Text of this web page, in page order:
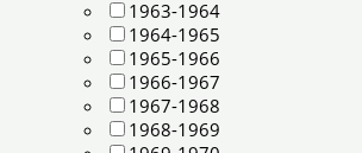
1963-1964
1964-1965
1965-1966
1966-1967
1967-1968
1968-1969